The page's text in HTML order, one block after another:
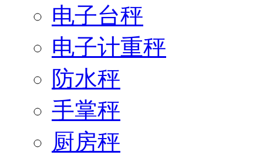
电子台秤
电子计重秤
防水秤
手掌秤
厨房秤